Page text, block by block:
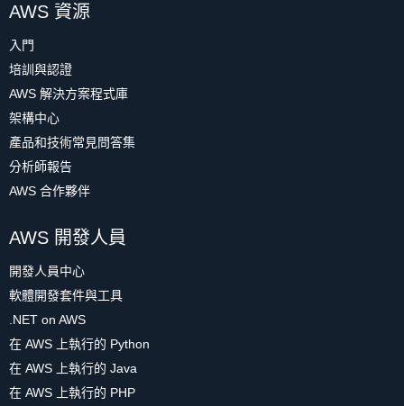
AWS 資源
入門
培訓與認證
AWS 解決方案程式庫
架構中心
產品和技術常見問答集
分析師報告
AWS 合作夥伴
AWS 開發人員
開發人員中心
軟體開發套件與工具
.NET on AWS
在 AWS 上執行的 Python
在 AWS 上執行的 Java
在 AWS 上執行的 PHP